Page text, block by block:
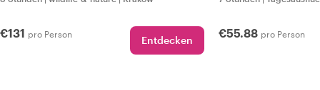
€131 pro Person Entdecken
€55.88 pro Person